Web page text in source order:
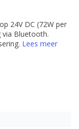
24V DC (72W per
via Bluetooth.
Lees meer